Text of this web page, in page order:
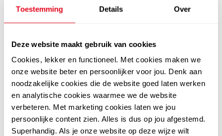
Toestemming Details Over
Deze website maakt gebruik van cookies
Cookies, lekker en functioneel. Met cookies maken we
onze website beter en persoonlijker voor jou. Denk aan
noodzakelijke cookies die de website goed laten werken
en analytische cookies waarmee we de website
verbeteren. Met marketing cookies laten we jou
persoonlijke content zien. Alles is dus op jou afgestemd.
Superhandig. Als je onze website op deze wijze wilt